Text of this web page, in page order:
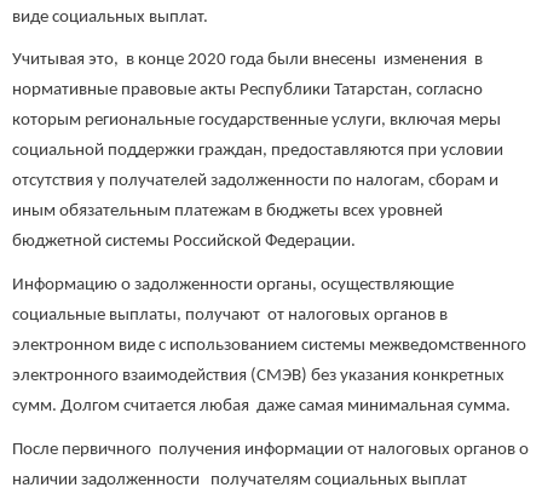
виде социальных выплат.
Учитывая это, в конце 2020 года были внесены изменения в
нормативные правовые акты Республики Татарстан, согласно
которым региональные государственные услуги, включая меры
социальной поддержки граждан, предоставляются при условии
отсутствия у получателей задолженности по налогам, сборам и
иным обязательным платежам в бюджеты всех уровней
бюджетной системы Российской Федерации.
Информацию о задолженности органы, осуществляющие
социальные выплаты, получают от налоговых органов в
электронном виде с использованием системы межведомственного
электронного взаимодействия (СМЭВ) без указания конкретных
сумм. Долгом считается любая даже самая минимальная сумма.
После первичного получения информации от налоговых органов о
наличии задолженности получателям социальных выплат